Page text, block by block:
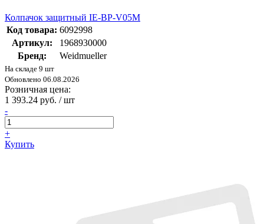
Колпачок защитный IE-BP-V05M
Код товара: 6092998
Артикул:
1968930000
Бренд:
Weidmueller
На складе 9 шт
Обновлено 06.08.2026
Розничная цена:
1 393.24 руб. / шт
-
+
Купить